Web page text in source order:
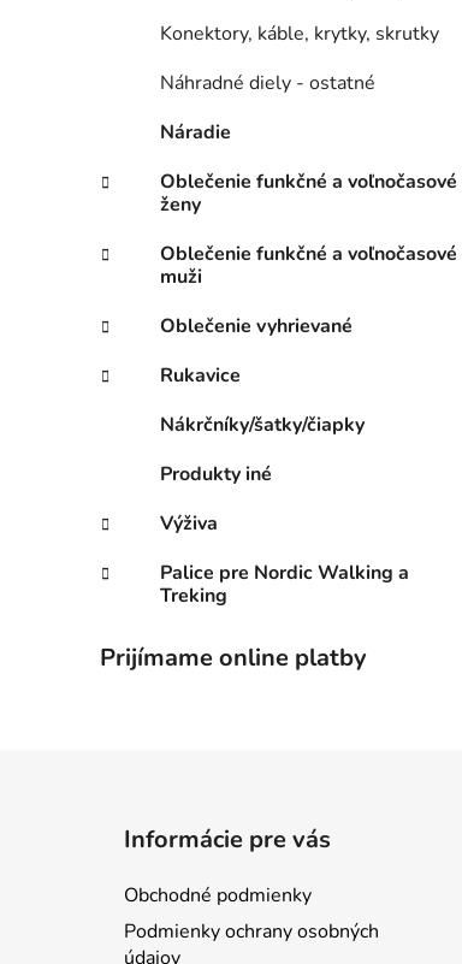
Konektory, káble, krytky, skrutky
Náhradné diely - ostatné
Náradie
Oblečenie funkčné a voľnočasové
ženy
Oblečenie funkčné a voľnočasové
muži
Oblečenie vyhrievané
Rukavice
Nákrčníky/šatky/čiapky
Produkty iné
Výživa
Palice pre Nordic Walking a
Treking
Prijímame online platby
Informácie pre vás
Obchodné podmienky
Podmienky ochrany osobných
údajov